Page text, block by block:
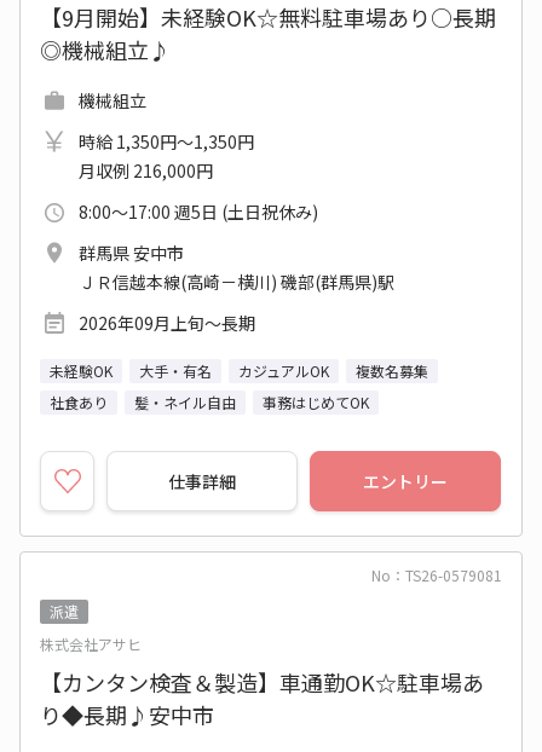
【9月開始】未経験OK☆無料駐車場あり○長期
◎機械組立♪
機械組立
時給 1,350円～1,350円
月収例 216,000円
8:00～17:00 週5日 (土日祝休み)
群馬県 安中市
ＪＲ信越本線(高崎－横川) 磯部(群馬県)駅
2026年09月上旬～長期
未経験OK 大手・有名 カジュアルOK
複数名募集
社食あり
髪・ネイル自由 事務はじめてOK
仕事詳細 エントリー
No：TS26-0579081
派遣
株式会社アサヒ
【カンタン検査＆製造】車通勤OK☆駐車場あ
り◆長期♪安中市